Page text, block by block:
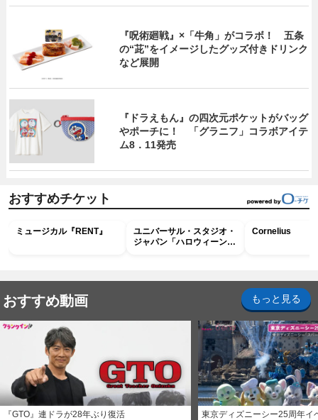
『呪術廻戦』×「牛角」がコラボ！ 五条
の“茈”をイメージしたグッズ付きドリンク
など展開
『ドラえもん』の四次元ポケットがバッグ
やポーチに！ 「グラニフ」コラボアイテ
ム8．11発売
おすすめチケット
ミュージカル『RENT』
ユニバーサル・スタジオ・
ジャパン「ハロウィーン・
Cornelius
おすすめ動画 もっと見る
『GTO』連ドラが28年ぶり復活 東京ディズニーシー25周年イ